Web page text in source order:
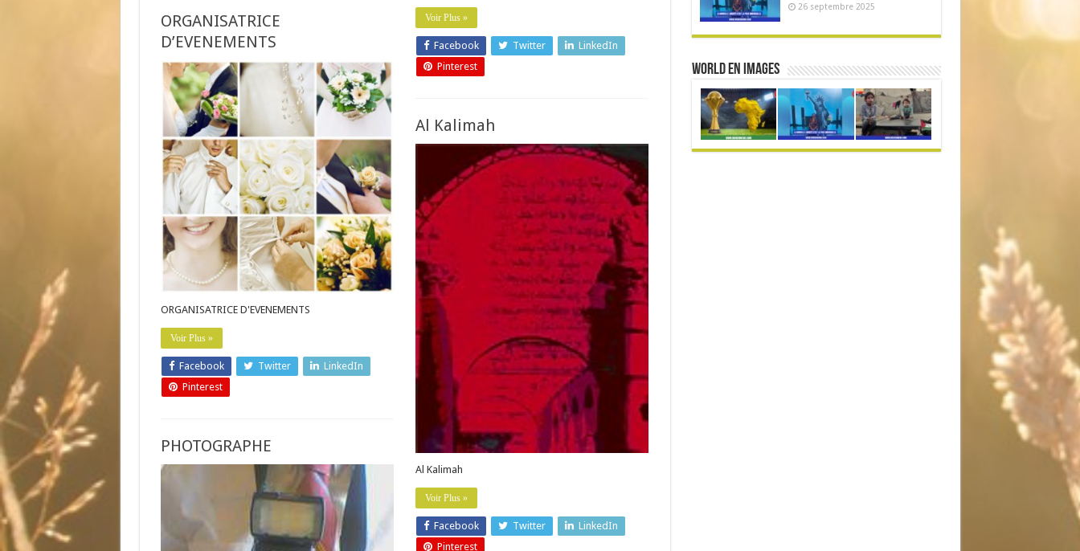
Voir Plus »
Facebook Twitter
LinkedIn
Pinterest
ORGANISATRICE
D’EVENEMENTS
ORGANISATRICE D'EVENEMENTS
Voir Plus »
Facebook Twitter
LinkedIn
Pinterest
Al Kalimah
Al Kalimah
Voir Plus »
Facebook Twitter
LinkedIn
Pinterest
PHOTOGRAPHE
26 septembre 2025
World en Images